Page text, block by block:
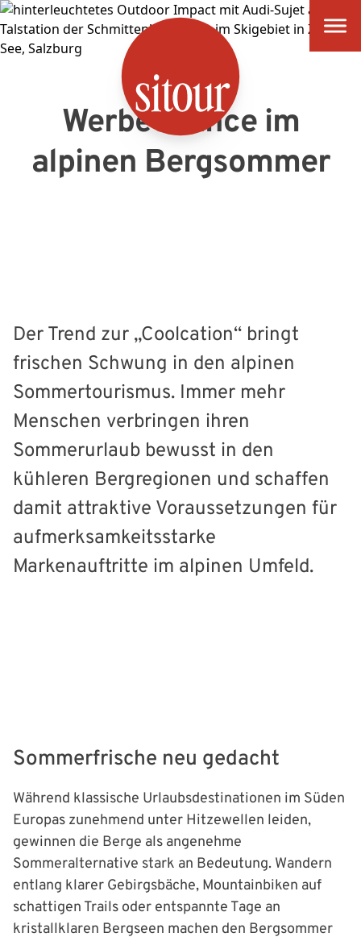
SITOUR
Werbechance im
alpinen Bergsommer
Der Trend zur „Coolcation“ bringt
frischen Schwung in den alpinen
Sommertourismus. Immer mehr
Menschen verbringen ihren
Sommerurlaub bewusst in den
kühleren Bergregionen und schaffen
damit attraktive Voraussetzungen für
aufmerksamkeitsstarke
Markenauftritte im alpinen Umfeld.
Sommerfrische neu gedacht
Während klassische Urlaubsdestinationen im Süden
Europas zunehmend unter Hitzewellen leiden,
gewinnen die Berge als angenehme
Sommeralternative stark an Bedeutung. Wandern
entlang klarer Gebirgsbäche, Mountainbiken auf
schattigen Trails oder entspannte Tage an
kristallklaren Bergseen machen den Bergsommer